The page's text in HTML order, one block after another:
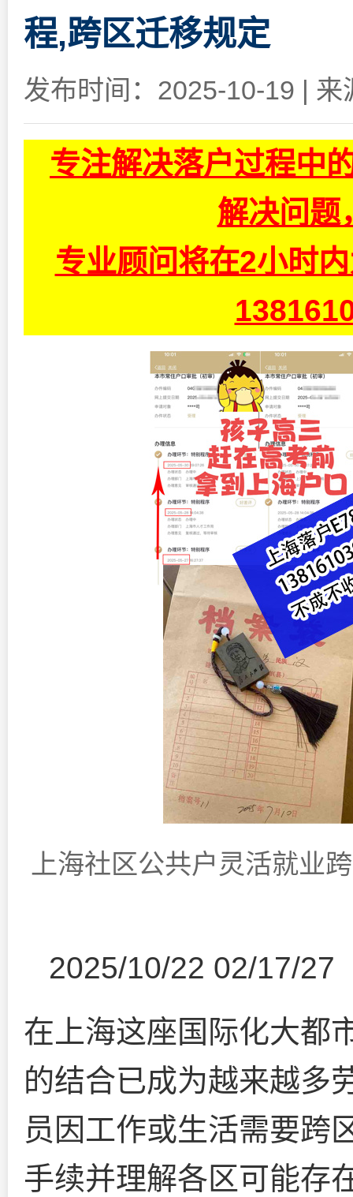
程,跨区迁移规定
发布时间：2025-10-19 | 来
专注解决落户过程中
解决问题
专业顾问将在2小时
上海社区公共户灵活就业
2025/10/22 02/17/27
在上海这座国际化大都
的结合已成为越来越多
员因工作或生活需要跨
手续并理解各区可能存